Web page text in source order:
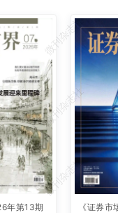
年第13期
《证券
微刊杂志社
微刊杂志社
微刊杂志社